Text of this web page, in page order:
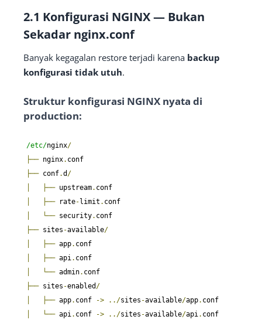
2.1 Konfigurasi NGINX — Bukan
Sekadar nginx.conf
Banyak kegagalan restore terjadi karena backup
konfigurasi tidak utuh.
Struktur konfigurasi NGINX nyata di
production:
/etc/nginx/
├── nginx.
├── conf.d /
├── upstream.
├── rate-limit .
└── security.
├── sites -available/
├── app.
├── api .
└── admin.
├── sites -enabled /
├── app. conf -> ../sites -available/app.
└── api . conf -> ../sites -available/api .